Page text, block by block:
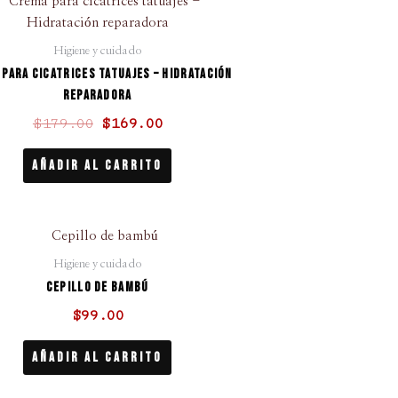
Higiene y cuidado
para cicatrices tatuajes – Hidratación
reparadora
$179.00
precio
$179.00.
$169.00
precio
$169.00.
Añadir Al Carrito
Higiene y cuidado
Cepillo de bambú
$99.00
Añadir Al Carrito